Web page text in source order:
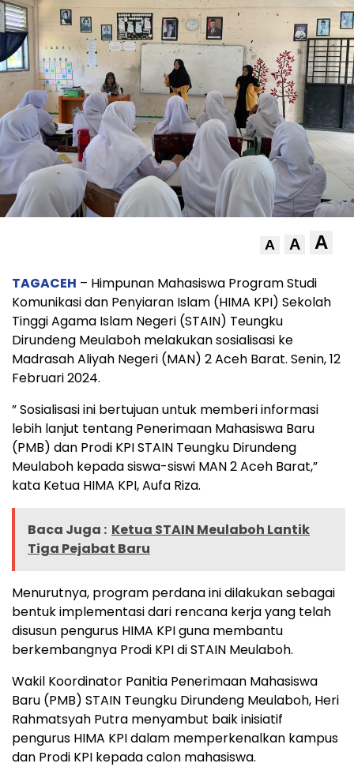
A A A
TAGACEH – Himpunan Mahasiswa Program Studi
Komunikasi dan Penyiaran Islam (HIMA KPI) Sekolah
Tinggi Agama Islam Negeri (STAIN) Teungku
Dirundeng Meulaboh melakukan sosialisasi ke
Madrasah Aliyah Negeri (MAN) 2 Aceh Barat. Senin, 12
Februari 2024.
” Sosialisasi ini bertujuan untuk memberi informasi
lebih lanjut tentang Penerimaan Mahasiswa Baru
(PMB) dan Prodi KPI STAIN Teungku Dirundeng
Meulaboh kepada siswa-siswi MAN 2 Aceh Barat,”
kata Ketua HIMA KPI, Aufa Riza.
Baca Juga : Ketua STAIN Meulaboh Lantik
Tiga Pejabat Baru
Menurutnya, program perdana ini dilakukan sebagai
bentuk implementasi dari rencana kerja yang telah
disusun pengurus HIMA KPI guna membantu
berkembangnya Prodi KPI di STAIN Meulaboh.
Wakil Koordinator Panitia Penerimaan Mahasiswa
Baru (PMB) STAIN Teungku Dirundeng Meulaboh, Heri
Rahmatsyah Putra menyambut baik inisiatif
pengurus HIMA KPI dalam memperkenalkan kampus
dan Prodi KPI kepada calon mahasiswa.